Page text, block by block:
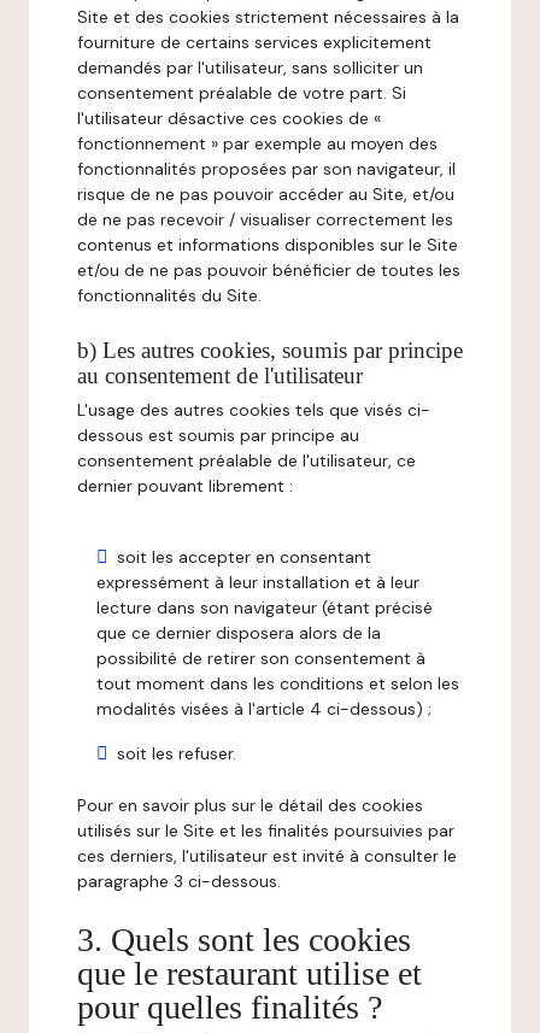
Site et des cookies strictement nécessaires à la
fourniture de certains services explicitement
demandés par l'utilisateur, sans solliciter un
consentement préalable de votre part. Si
l'utilisateur désactive ces cookies de «
fonctionnement » par exemple au moyen des
fonctionnalités proposées par son navigateur, il
risque de ne pas pouvoir accéder au Site, et/ou
de ne pas recevoir / visualiser correctement les
contenus et informations disponibles sur le Site
et/ou de ne pas pouvoir bénéficier de toutes les
fonctionnalités du Site.
b) Les autres cookies, soumis par principe
au consentement de l'utilisateur
L'usage des autres cookies tels que visés ci-
dessous est soumis par principe au
consentement préalable de l'utilisateur, ce
dernier pouvant librement :
soit les accepter en consentant
expressément à leur installation et à leur
lecture dans son navigateur (étant précisé
que ce dernier disposera alors de la
possibilité de retirer son consentement à
tout moment dans les conditions et selon les
modalités visées à l'article 4 ci-dessous) ;
soit les refuser.
Pour en savoir plus sur le détail des cookies
utilisés sur le Site et les finalités poursuivies par
ces derniers, l'utilisateur est invité à consulter le
paragraphe 3 ci-dessous.
3. Quels sont les cookies
que le restaurant utilise et
pour quelles finalités ?